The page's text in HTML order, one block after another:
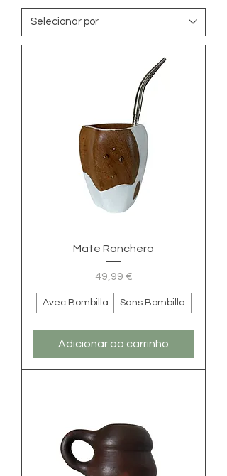
Mate Ranchero
Preço
49,99 €
Avec Bombilla Sans Bombilla
Adicionar ao carrinho